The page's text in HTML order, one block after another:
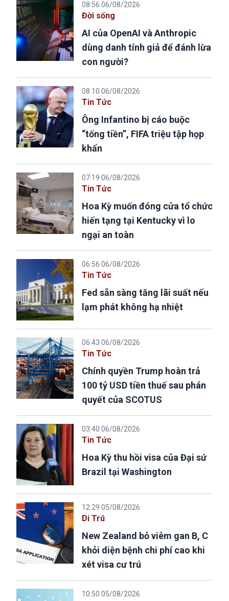
08:56 06/08/2026
Đời sống
AI của OpenAI và Anthropic
dùng danh tính giả để đánh lừa
con người?
08:10 06/08/2026
Tin Tức
Ông Infantino bị cáo buộc
“tống tiền”, FIFA triệu tập họp
khẩn
07:19 06/08/2026
Tin Tức
Hoa Kỳ muốn đóng cửa tổ chức
hiến tạng tại Kentucky vì lo
ngại an toàn
06:56 06/08/2026
Tin Tức
Fed sẵn sàng tăng lãi suất nếu
lạm phát không hạ nhiệt
06:43 06/08/2026
Tin Tức
Chính quyền Trump hoàn trả
100 tỷ USD tiền thuế sau phán
quyết của SCOTUS
03:40 06/08/2026
Tin Tức
Hoa Kỳ thu hồi visa của Đại sứ
Brazil tại Washington
12:29 05/08/2026
Di Trú
New Zealand bỏ viêm gan B, C
khỏi diện bệnh chi phí cao khi
xét visa cư trú
10:50 05/08/2026